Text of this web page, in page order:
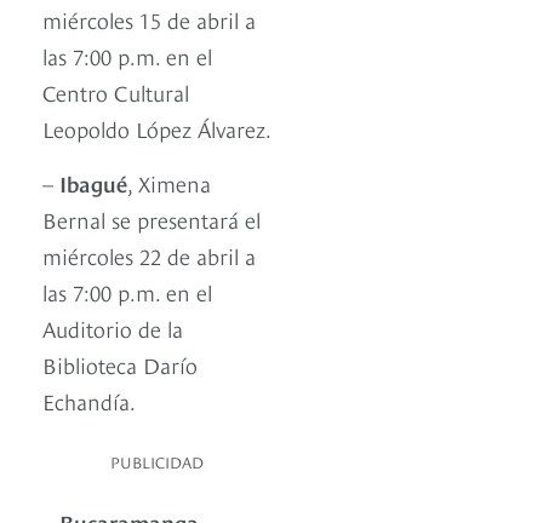
miércoles 15 de abril a
las 7:00 p.m. en el
Centro Cultural
Leopoldo López Álvarez.
– Ibagué, Ximena
Bernal se presentará el
miércoles 22 de abril a
las 7:00 p.m. en el
Auditorio de la
Biblioteca Darío
Echandía.
PUBLICIDAD